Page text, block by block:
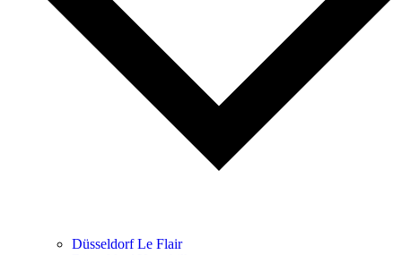
Düsseldorf Le Flair